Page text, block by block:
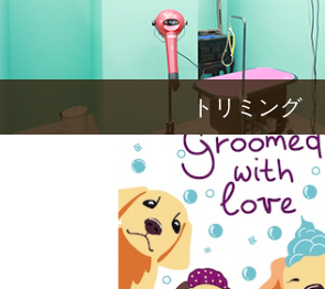
トリミング